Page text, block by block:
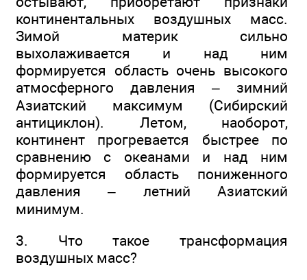
континентальных воздушных масс.
Зимой материк сильно
выхолаживается и над ним
формируется область очень высокого
атмосферного давления – зимний
Азиатский максимум (Сибирский
антициклон). Летом, наоборот,
континент прогревается быстрее по
сравнению с океанами и над ним
формируется область пониженного
давления – летний Азиатский
минимум.
3. Что такое трансформация
воздушных масс?